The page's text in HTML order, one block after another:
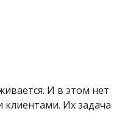
И в этом нет
клиентами. Их задача